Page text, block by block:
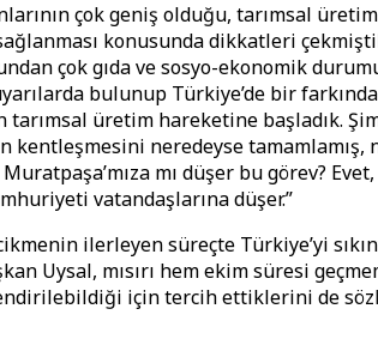
çok geniş olduğu, tarımsal
sağlanması konusunda dikkatleri
çok gıda ve sosyo-ekonomik
bulunup Türkiye’de bir
tarımsal üretim hareketine başladık.
kentleşmesini neredeyse tamamlamış,
mı düşer bu görev?
vatandaşlarına düşer.”
ilerleyen süreçte Türkiye’yi
Uysal, mısırı hem ekim süresi
için tercih ettiklerini de